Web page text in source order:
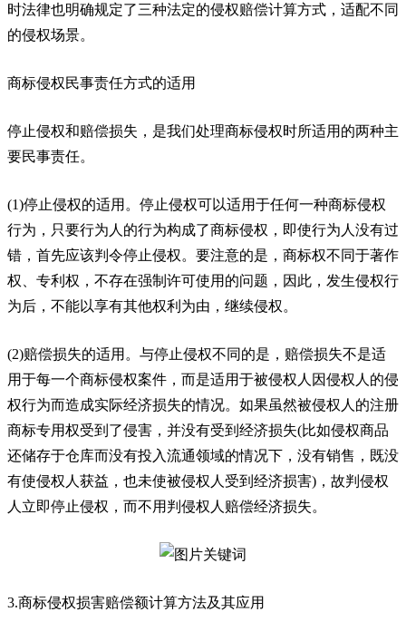
时法律也明确规定了三种法定的侵权赔偿计算方式，适配不同
的侵权场景。
商标侵权民事责任方式的适用
停止侵权和赔偿损失，是我们处理商标侵权时所适用的两种主
要民事责任。
(1)停止侵权的适用。停止侵权可以适用于任何一种商标侵权
行为，只要行为人的行为构成了商标侵权，即使行为人没有过
错，首先应该判令停止侵权。要注意的是，商标权不同于著作
权、专利权，不存在强制许可使用的问题，因此，发生侵权行
为后，不能以享有其他权利为由，继续侵权。
(2)赔偿损失的适用。与停止侵权不同的是，赔偿损失不是适
用于每一个商标侵权案件，而是适用于被侵权人因侵权人的侵
权行为而造成实际经济损失的情况。如果虽然被侵权人的注册
商标专用权受到了侵害，并没有受到经济损失(比如侵权商品
还储存于仓库而没有投入流通领域的情况下，没有销售，既没
有使侵权人获益，也未使被侵权人受到经济损害)，故判侵权
人立即停止侵权，而不用判侵权人赔偿经济损失。
3.商标侵权损害赔偿额计算方法及其应用